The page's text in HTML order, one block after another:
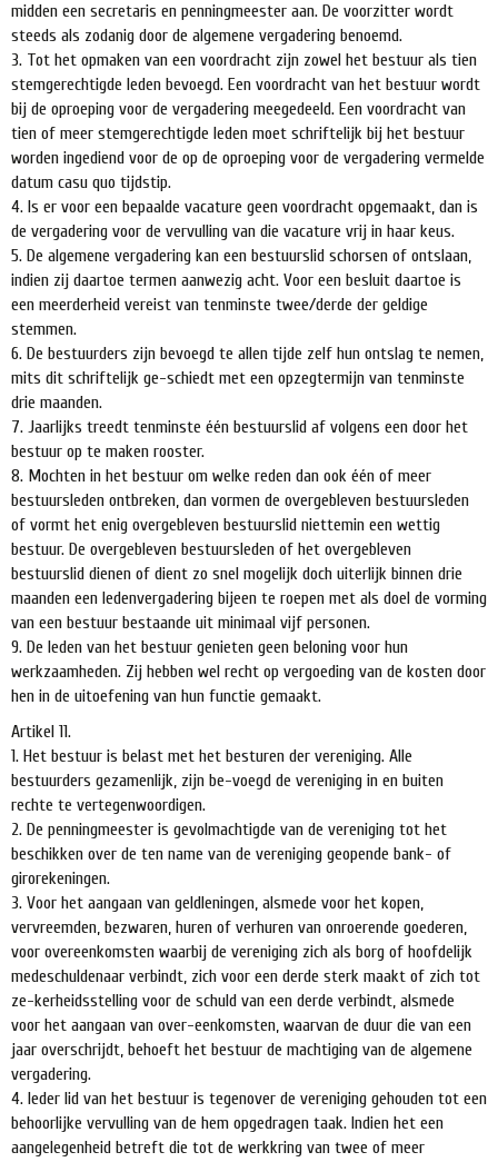
midden een secretaris en penningmeester aan. De voorzitter wordt
steeds als zodanig door de algemene vergadering benoemd.
3. Tot het opmaken van een voordracht zijn zowel het bestuur als tien
stemgerechtigde leden bevoegd. Een voordracht van het bestuur wordt
bij de oproeping voor de vergadering meegedeeld. Een voordracht van
tien of meer stemgerechtigde leden moet schriftelijk bij het bestuur
worden ingediend voor de op de oproeping voor de vergadering vermelde
datum casu quo tijdstip.
4. Is er voor een bepaalde vacature geen voordracht opgemaakt, dan is
de vergadering voor de vervulling van die vacature vrij in haar keus.
5. De algemene vergadering kan een bestuurslid schorsen of ontslaan,
indien zij daartoe termen aanwezig acht. Voor een besluit daartoe is
een meerderheid vereist van tenminste twee/derde der geldige
stemmen.
6. De bestuurders zijn bevoegd te allen tijde zelf hun ontslag te nemen,
mits dit schriftelijk ge-schiedt met een opzegtermijn van tenminste
drie maanden.
7. Jaarlijks treedt tenminste één bestuurslid af volgens een door het
bestuur op te maken rooster.
8. Mochten in het bestuur om welke reden dan ook één of meer
bestuursleden ontbreken, dan vormen de overgebleven bestuursleden
of vormt het enig overgebleven bestuurslid niettemin een wettig
bestuur. De overgebleven bestuursleden of het overgebleven
bestuurslid dienen of dient zo snel mogelijk doch uiterlijk binnen drie
maanden een ledenvergadering bijeen te roepen met als doel de vorming
van een bestuur bestaande uit minimaal vijf personen.
9. De leden van het bestuur genieten geen beloning voor hun
werkzaamheden. Zij hebben wel recht op vergoeding van de kosten door
hen in de uitoefening van hun functie gemaakt.
Artikel 11.
1. Het bestuur is belast met het besturen der vereniging. Alle
bestuurders gezamenlijk, zijn be-voegd de vereniging in en buiten
rechte te vertegenwoordigen.
2. De penningmeester is gevolmachtigde van de vereniging tot het
beschikken over de ten name van de vereniging geopende bank- of
girorekeningen.
3. Voor het aangaan van geldleningen, alsmede voor het kopen,
vervreemden, bezwaren, huren of verhuren van onroerende goederen,
voor overeenkomsten waarbij de vereniging zich als borg of hoofdelijk
medeschuldenaar verbindt, zich voor een derde sterk maakt of zich tot
ze-kerheidsstelling voor de schuld van een derde verbindt, alsmede
voor het aangaan van over-eenkomsten, waarvan de duur die van een
jaar overschrijdt, behoeft het bestuur de machtiging van de algemene
vergadering.
4. leder lid van het bestuur is tegenover de vereniging gehouden tot een
behoorlijke vervulling van de hem opgedragen taak. Indien het een
aangelegenheid betreft die tot de werkkring van twee of meer